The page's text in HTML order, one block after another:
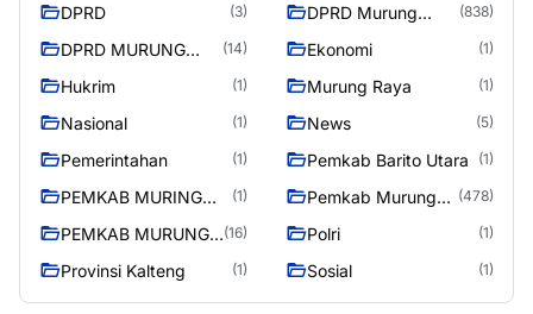
DPRD (3)
DPRD Murung
(838)
DPRD MURUNG
(14) Ekonomi (1)
Hukrim (1) Murung Raya (1)
Nasional (1) News (5)
Pemerintahan (1) Pemkab Barito Utara (1)
PEMKAB MURING
(1)
Pemkab Murung
(478)
PEMKAB MURUNG
(16) Polri (1)
Provinsi Kalteng (1) Sosial (1)